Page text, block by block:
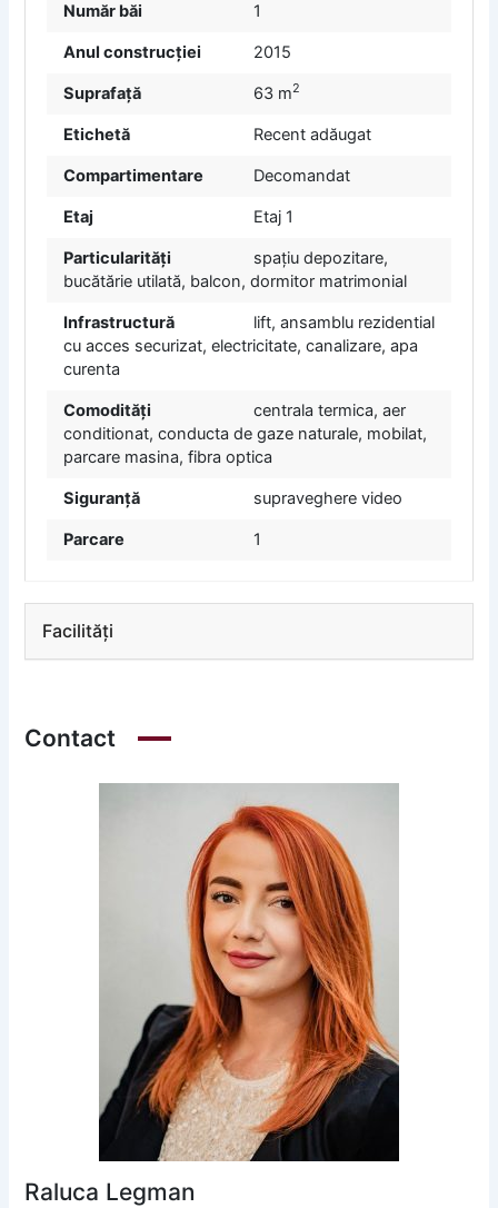
Număr băi 1
Anul construcției 2015
Suprafață 63 m2
Etichetă Recent adăugat
Compartimentare Decomandat
Etaj Etaj 1
Particularități
spațiu depozitare,
bucătărie utilată, balcon, dormitor matrimonial
Infrastructură
lift, ansamblu rezidential
cu acces securizat, electricitate, canalizare, apa
curenta
Comodități
centrala termica, aer
conditionat, conducta de gaze naturale, mobilat,
parcare masina, fibra optica
Siguranță supraveghere video
Parcare 1
Facilități
Contact
Raluca Legman